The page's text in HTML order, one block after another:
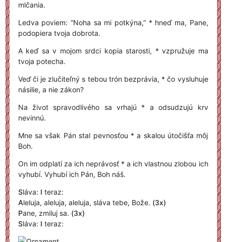
mlčania.
Ledva poviem: “Noha sa mi potkýna,” * hneď ma, Pane,
podopiera tvoja dobrota.
A keď sa v mojom srdci kopia starosti, * vzpružuje ma
tvoja potecha.
Veď či je zlučiteľný s tebou trón bezprávia, * čo vysluhuje
násilie, a nie zákon?
Na život spravodlivého sa vrhajú * a odsudzujú krv
nevinnú.
Mne sa však Pán stal pevnosťou * a skalou útočišťa môj
Boh.
On im odplatí za ich neprávosť * a ich vlastnou zlobou ich
vyhubí. Vyhubí ich Pán, Boh náš.
Sláva: I teraz:
Aleluja, aleluja, aleluja, sláva tebe, Bože. (3x)
Pane, zmiluj sa. (3x)
Sláva: I teraz: